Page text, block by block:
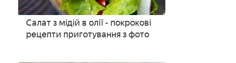
Салат з мідій в олії - покрокові
рецепти приготування з фото